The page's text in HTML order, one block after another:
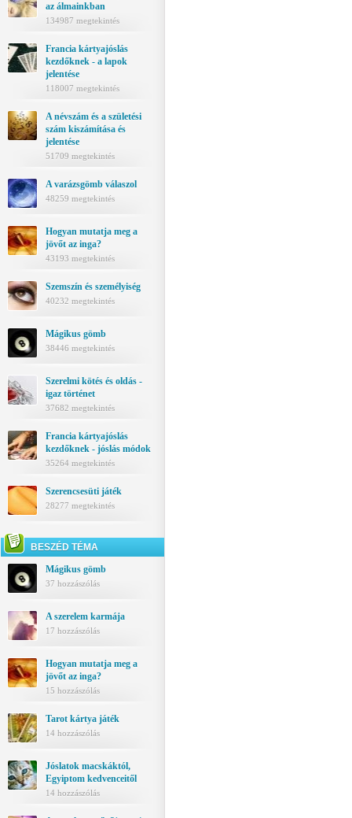
az álmainkban
134987 megtekintés
Francia kártyajóslás
kezdőknek - a lapok
jelentése
118007 megtekintés
A névszám és a születési
szám kiszámítása és
jelentése
51709 megtekintés
A varázsgömb válaszol
48259 megtekintés
Hogyan mutatja meg a
jövőt az inga?
43193 megtekintés
Szemszín és személyiség
40232 megtekintés
Mágikus gömb
38446 megtekintés
Szerelmi kötés és oldás -
igaz történet
37682 megtekintés
Francia kártyajóslás
kezdőknek - jóslás módok
35264 megtekintés
Szerencsesüti játék
28277 megtekintés
BESZÉD TÉMA
Mágikus gömb
37 hozzászólás
A szerelem karmája
17 hozzászólás
Hogyan mutatja meg a
jövőt az inga?
15 hozzászólás
Tarot kártya játék
14 hozzászólás
Jóslatok macskáktól,
Egyiptom kedvenceitől
14 hozzászólás